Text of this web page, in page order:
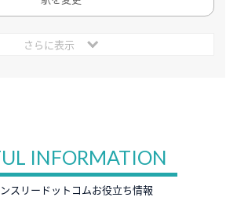
さらに表示
INFORMATION
スリードットコムお役立ち情報